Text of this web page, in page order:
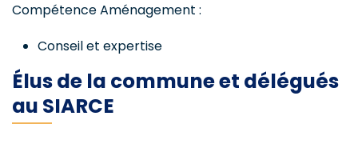
Compétence Aménagement :
Conseil et expertise
Élus de la commune et délégués
au SIARCE